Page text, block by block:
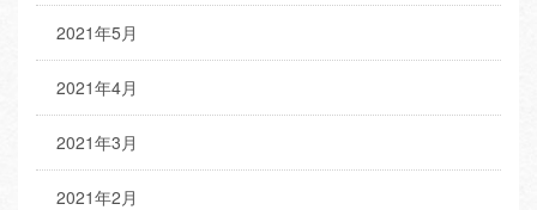
2021年5月
2021年4月
2021年3月
2021年2月